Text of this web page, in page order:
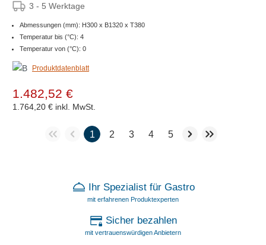
3 - 5 Werktage
Abmessungen (mm): H300 x B1320 x T380
Temperatur bis (°C): 4
Temperatur von (°C): 0
Produktdatenblatt
1.482,52 €
1.764,20 € inkl. MwSt.
1 2 3 4 5
Ihr Spezialist für Gastro
mit erfahrenen Produktexperten
Sicher bezahlen
mit vertrauenswürdigen Anbietern